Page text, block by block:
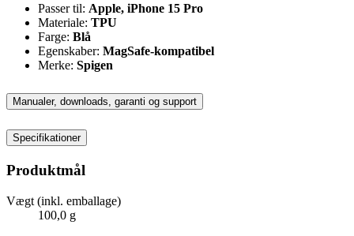
Passer til: Apple, iPhone 15 Pro
Materiale: TPU
Farge: Blå
Egenskaber: MagSafe-kompatibel
Merke: Spigen
Manualer, downloads, garanti og support
Specifikationer
Produktmål
Vægt (inkl. emballage)
100,0 g